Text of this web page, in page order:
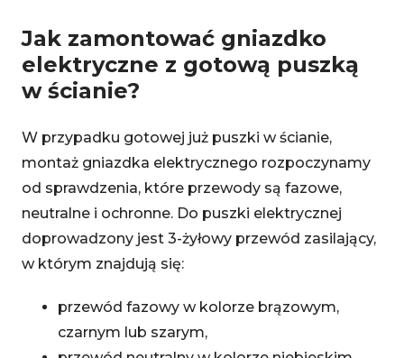
Jak zamontować gniazdko
elektryczne z gotową puszką
w ścianie?
W przypadku gotowej już puszki w ścianie,
montaż gniazdka elektrycznego rozpoczynamy
od sprawdzenia, które przewody są fazowe,
neutralne i ochronne. Do puszki elektrycznej
doprowadzony jest 3-żyłowy przewód zasilający,
w którym znajdują się:
przewód fazowy w kolorze brązowym,
czarnym lub szarym,